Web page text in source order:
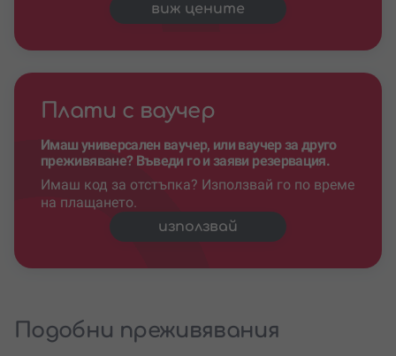
виж цените
Плати с ваучер
Имаш универсален ваучер, или ваучер за друго
преживяване? Въведи го и заяви резервация.
Имаш код за отстъпка? Използвай го по време
на плащането.
използвай
Подобни преживявания